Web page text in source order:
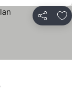
Partager